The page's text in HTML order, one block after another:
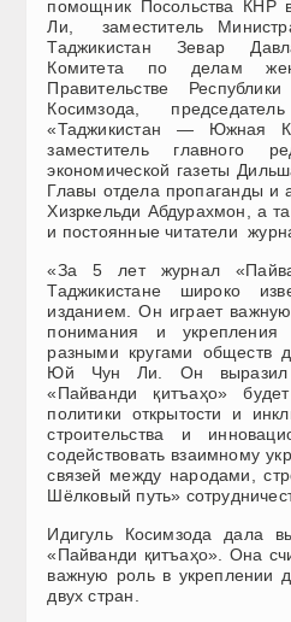
помощник Посольства КНР
Ли, заместитель
Таджикистан Зевар
Комитета по делам
Правительстве
Косимзода,
«Таджикистан — Южная
заместитель главного
экономической газеты
Главы отдела пропаганды и
Хизркельди Абдурахмон, а
и постоянные читатели
«За 5 лет журнал
Таджикистане широко
изданием. Он играет
понимания и укрепления
разными кругами обществ
Юй Чун Ли. Он выразил
«Пайванди қитъаҳо»
политики открытости и
строительства и
содействовать взаимному
связей между народами,
Шёлковый путь»
Идигуль Косимзода дала
«Пайванди қитъаҳо». Она
важную роль в укреплении
двух стран.